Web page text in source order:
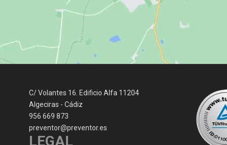
C/ Volantes 16. Edificio Alfa 11204
Algeciras - Cádiz
956 669 873
preventor@preventor.es
LEGAL